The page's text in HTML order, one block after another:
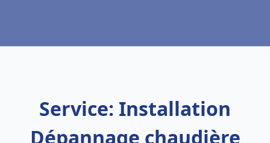
Service: Installation
Dépannage chaudière